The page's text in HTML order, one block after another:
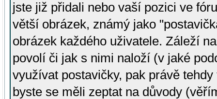
jste již přidali nebo vaší pozici ve
větší obrázek, známý jako
obrázek každého uživatele. Záleží
povolí či jak s nimi naloží (v jaké
využívat postavičky, pak právě
byste se měli zeptat na důvody